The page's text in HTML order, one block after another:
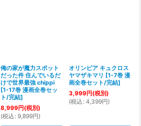
俺の家が魔力スポット
だった件 住んでいるだ
けで世界最強 chippi
[1-17巻 漫画全巻セッ
ト/完結]
8,999円(税別)
(税込 : 9,899円)
オリンピア キュクロス
ヤマザキマリ [1-7巻 漫
画全巻セット/完結]
3,999円(税別)
(税込 : 4,399円)